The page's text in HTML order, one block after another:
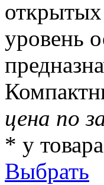
уровень
цена по
* у
Выбрать